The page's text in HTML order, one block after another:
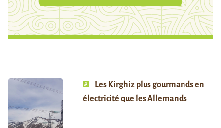
Les Kirghiz plus gourmands en
électricité que les Allemands